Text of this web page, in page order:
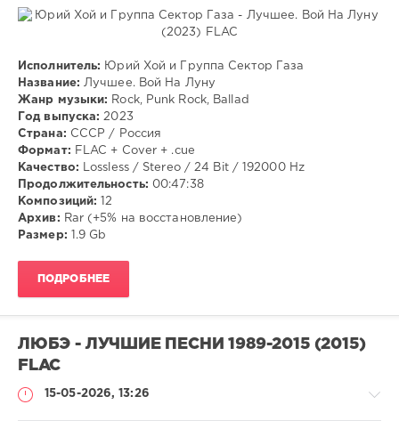
VANGOG19
46
Ballad
Исполнитель:
Юрий Хой и Группа Сектор Газа
Название: Лучшее. Вой На Луну
Жанр музыки:
Rock, Punk Rock, Ballad
Год выпуска: 2023
Страна: СССР / Россия
Формат: FLAC + Cover + .cue
Качество: Lossless / Stereo / 24 Bit / 192000 Hz
Продолжительность: 00:47:38
Композиций:
12
Архив: Rar (+5% на восстановление)
Размер: 1.9 Gb
ПОДРОБНЕЕ
ЛЮБЭ - ЛУЧШИЕ ПЕСНИ 1989-2015 (2015)
FLAC
15-05-2026, 13:26